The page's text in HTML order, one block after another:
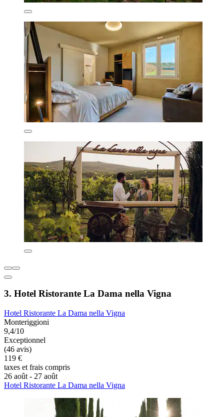
3. Hotel Ristorante La Dama nella Vigna
Hotel Ristorante La Dama nella Vigna
Monteriggioni
9,4/10
Exceptionnel
(46 avis)
119 €
taxes et frais compris
26 août - 27 août
Hotel Ristorante La Dama nella Vigna